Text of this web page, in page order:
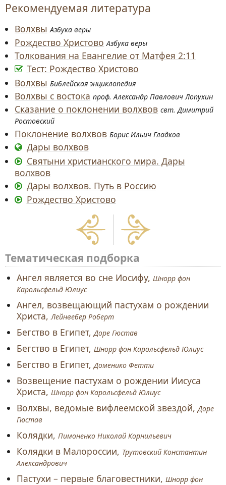
Рекомендуемая литература
Волхвы Азбука веры
Рождество Христово Азбука веры
Толкования на Евангелие от Матфея 2:11
Тест: Рождество Христово
Волхвы Библейская энциклопедия
Волхвы с востока проф. Александр Павлович Лопухин
Сказание о поклонении волхвов свт. Димитрий
Ростовский
Поклонение волхвов Борис Ильич Гладков
Дары волхвов
Святыни христианского мира. Дары
волхвов
Дары волхвов. Путь в Россию
Рождество Христово
Тематическая подборка
Ангел является во сне Иосифу, Шнорр фон
Карольсфельд Юлиус
Ангел, возвещающий пастухам о рождении
Христа,Лейнвебер Роберт
Бегство в Египет,Доре Гюстав
Бегство в Египет, Шнорр фон Карольсфельд Юлиус
Бегство в Египет,Доменико Фетти
Возвещение пастухам о рождении Иисуса
Христа, Шнорр фон Карольсфельд Юлиус
Волхвы, ведомые вифлеемской звездой,Доре
Гюстав
Колядки, Пимоненко Николай Корнильевич
Колядки в Малороссии, Трутовский Константин
Александрович
Пастухи – первые благовестники, Шнорр фон